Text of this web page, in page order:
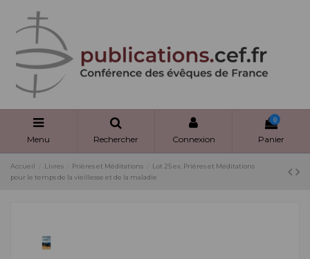
Menu Rechercher Connexion
0
Panier
Accueil Livres Prières et Méditations
Lot 25 ex. Prières et Méditations
pour le temps de la vieillesse et de la maladie